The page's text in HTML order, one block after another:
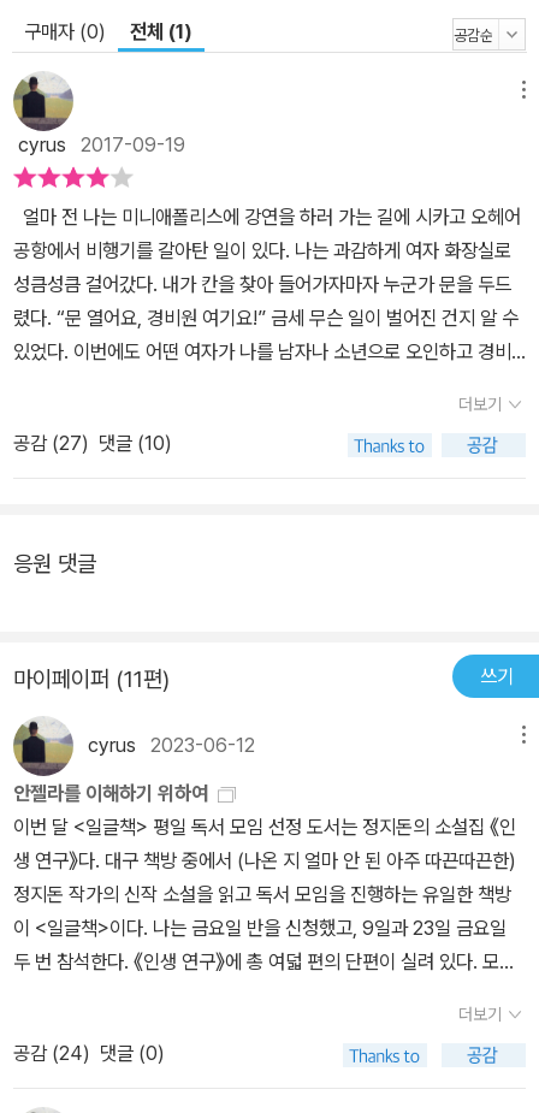
지적도 한다. 7장에서는 퀴어 남성성의 재현에서 가장 흥미로운 발전
이 일어나는 장으로서 드랙킹 문화가 꽃피는 나이트클럽을 중심으로
드랙킹 쇼, 콘테스트, 캬바레, 퍼포먼스 등의 주요 특징을 간략히 살핀
다. 몇 년에 걸쳐 뉴욕과 런던과 샌프란시스코의 드랙킹 문화를 핼버
스탬이 직접 다녀온 생생한 결과물이기도 하다. 마지막 8장은 이 책
의 결론으로, 여성의 남성성에 관한 주요 이론들을 한데 모아 표지에
쓴 성난 황소 다이크의 이미지를 거쳐 중계한다. 또한 핼버스탬 개인
의 목소리를 담은 이야기를 활용해 여성의 남성성에 관한 탐구를 마
무리한다. “낙인을 힘으로” ― 젠더와 섹슈얼리티의 경계를 넘는 새
로운 남성성들 여성들이 자기의 남성성을 있는 그대로 받아들이고 이
름 붙이는 다양한 방식을 살펴보고 설명하는 과정은 제도적 이성애를
된 채 자기만의 사랑 방식, 애인을 보호하고 지키려는 욕망, 보란 듯이
어’이자 ‘표지’로 여성의 남성성을 제시하는 《여성의 남성성》은, 지금
구매자 (0) 전체 (1)
cyrus 2017-09-19
얼마 전 나는 미니애폴리스에 강연을 하러 가는 길에 시카고 오헤어
공항에서 비행기를 갈아탄 일이 있다. 나는 과감하게 여자 화장실로
성큼성큼 걸어갔다. 내가 칸을 찾아 들어가자마자 누군가 문을 두드
렸다. “문 열어요, 경비원 여기요!” 금세 무슨 일이 벌어진 건지 알 수
있었다. 이번에도 어떤 여자가 나를 남자나 소년으로 오인하고 경비
연의 주인공은 퀴어 이론(queer theory: 게이, 레즈비언, 트랜스섹
슈얼 등 성 소수자 중심의 담론을 연구하는 학문)을 연구하는 주디스
핼버스탬’이다. 핼버스탬은 ‘남자 같은 여자’다. 그의 남자 같은 외모
들은 난감한 상황에 부닥친다. 솔직히 말해서 나는 이 상황에 심각하
게 고민을 해본 적이 없다. 지금까지 살아오면서 나의 성 정체성에 대
해 한 번도 의심해본 적이 없기 때문이다. 스스로 충분히 여성스럽다
고, 혹은 남성답다고 여길 것이며 어떻게 하면 자신의 남성성을 혹은
여성성을 더 드러나게 할 것인지 고민하는 게 보통의 우리다. 하지만
잭 핼버스탬은 우리에게 묻는다. ‘당신은 정말 여성이라고 생각하나
요? 아니면 남성이라고 생각하나요? 몸은 여성인데 성 정체성은 남
성이라고 생각해 본 적은 없어요?’ 어떤 이는 그의 질문을 한 귀로 듣
고 한 귀로 흘릴 것이다. 우리 사회에서 성 소수자는 여전히 이해받지
못한다. 남성도 여성이 아닌, 제3의 성(Third gender)[2]을 가진 이
남성성(famale masculinity)》(이매진, 2015)은 성 이분법을 깨뜨
리는 퀴어 담론을 통해 대중문화 속 ‘여성의 남성성’을 분석한 책이다.
퀴어 이론이 낯선 독자라면 이 책에 나오는 퀴어 용어와 퀴어 문화를
더보기
공감 (27) 댓글 (10)
응원 댓글
마이페이퍼 (11편) 쓰기
cyrus 2023-06-12
안젤라를 이해하기 위하여
이번 달 <일글책> 평일 독서 모임 선정 도서는 정지돈의 소설집 《인
생 연구》다. 대구 책방 중에서 (나온 지 얼마 안 된 아주 따끈따끈한)
정지돈 작가의 신작 소설을 읽고 독서 모임을 진행하는 유일한 책방
이 <일글책>이다. 나는 금요일 반을 신청했고, 9일과 23일 금요일
두 번 참석한다. 《인생 연구》에 총 여덟 편의 단편이 실려 있다. 모임
글책> 6월 독서 모임 선정 도서]* 정지돈 《인생 연구》 (창비, 2023)
어제 토요일 오전에 진행된 <일글책> 고전 읽기 모임이 끝난 후에
《인생 연구》를 읽기 시작했다. 《인생 연구》의 첫 번째 소설은 『우리
더보기
공감 (24) 댓글 (0)